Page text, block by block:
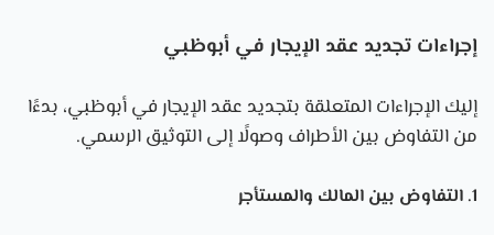
إجراءات تجديد عقد الإيجار في أبوظبي
إليك الإجراءات المتعلقة بتجديد عقد الإيجار في أبوظبي، بدءًا
من التفاوض بين الأطراف وصولًا إلى التوثيق الرسمي.
1. التفاوض بين المالك والمستأجر